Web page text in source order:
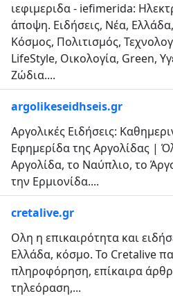
ιεφιμεριδα - iefimerida:
άποψη. Ειδήσεις, Νέα,
Κόσμος, Πολιτισμός,
LifeStyle, Οικολογία, Green,
Ζώδια....
argolikeseidhseis.gr
Αργολικές Ειδήσεις:
Εφημερίδα της Αργολίδας |
Αργολίδα, το Ναύπλιο, το
την Ερμιονίδα....
cretalive.gr
Ολη η επικαιρότητα και
Ελλάδα, κόσμο. Το Cretalive
πληροφόρηση, επίκαιρα
τηλεόραση,...